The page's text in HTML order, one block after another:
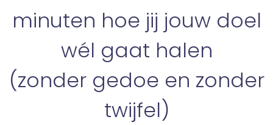
minuten hoe jij jouw doel
wél gaat halen
(zonder gedoe en zonder
twijfel)